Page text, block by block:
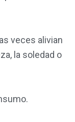
veces alivian
la soledad o